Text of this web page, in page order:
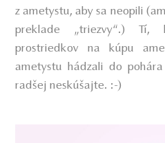
z ametystu, aby sa neopili
preklade „triezvy“.) Tí,
prostriedkov na kúpu
ametystu hádzali do
radšej neskúšajte. :-)